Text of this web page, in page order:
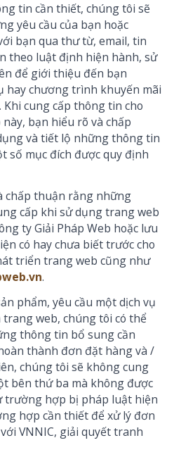
tin cần thiết, chúng tôi sẽ
yêu cầu của bạn hoặc
bạn qua thư từ, email, tin
theo luật định hiện hành, sử
để giới thiệu đến bạn
hay chương trình khuyến mãi
. Khi cung cấp thông tin cho
bạn hiểu rõ và chấp
và tiết lộ những thông tin
số mục đích được quy định
chấp thuận rằng những
cấp khi sử dụng trang web
ty Giải Pháp Web hoặc lưu
có hay chưa biết trước cho
triển trang web cũng như
.
phẩm, yêu cầu một dịch vụ
web, chúng tôi có thể
thông tin bổ sung cần
thành đơn đặt hàng và /
chúng tôi sẽ không cung
bên thứ ba mà không được
trường hợp bị pháp luật hiện
hợp cần thiết để xử lý đơn
VNNIC, giải quyết tranh